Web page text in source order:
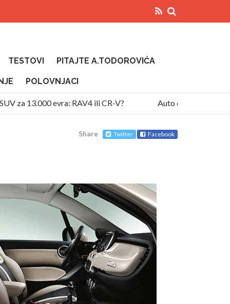
TESTOVI PITAJTE A.TODOROVIĆA
POLOVNJACI
za 13.000 evra: RAV4 ili CR-V? Auto diže temperaturu
Share Twitter Facebook